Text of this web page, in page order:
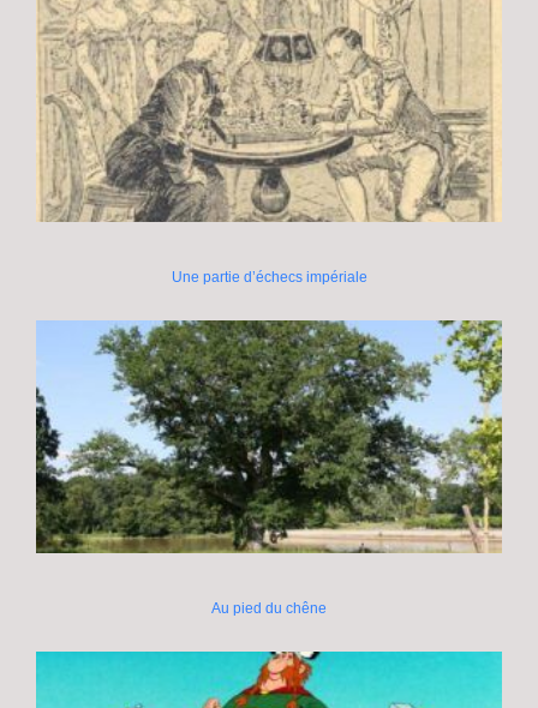
Une partie d’échecs impériale
Au pied du chêne